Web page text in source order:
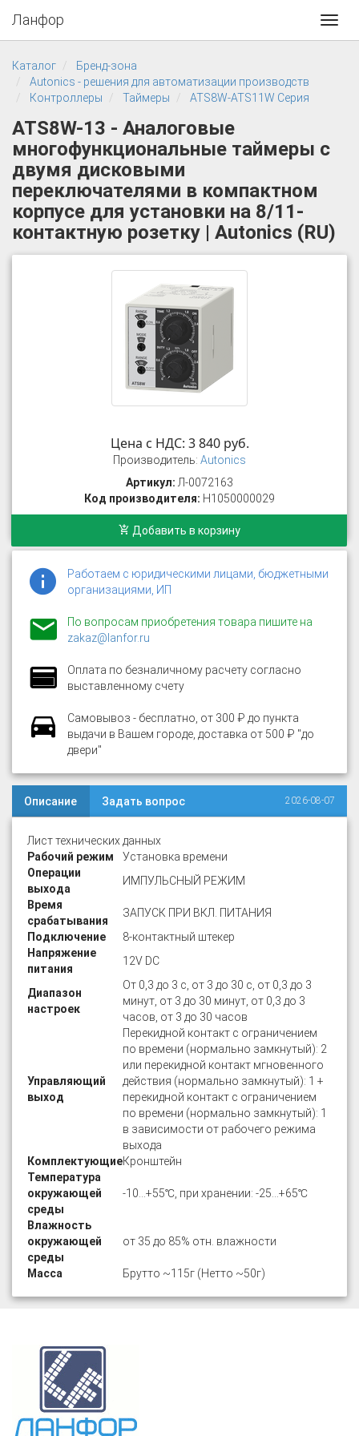
Ланфор
Каталог
Бренд-зона
Autonics - решения для автоматизации производств
Контроллеры
Таймеры ATS8W-ATS11W Серия
ATS8W-13 - Аналоговые
многофункциональные таймеры с
двумя дисковыми
переключателями в компактном
корпусе для установки на 8/11-
контактную розетку | Autonics (RU)
Цена с НДС: 3 840 руб.
Производитель: Autonics
Артикул: Л-0072163
Код производителя: H1050000029
Добавить в корзину
Работаем с юридическими лицами, бюджетными
организациями, ИП
По вопросам приобретения товара пишите на
zakaz@lanfor.ru
Оплата по безналичному расчету согласно
выставленному счету
Самовывоз - бесплатно, от 300 ₽ до пункта
выдачи в Вашем городе, доставка от 500 ₽ "до
двери"
Описание Задать вопрос 2026-08-07
Лист технических данных
Рабочий режим
Установка времени
Операции
выхода
ИМПУЛЬСНЫЙ РЕЖИМ
Время
срабатывания
ЗАПУСК ПРИ ВКЛ. ПИТАНИЯ
Подключение
8-контактный штекер
Напряжение
питания
12V DC
Диапазон
настроек
От 0,3 до 3 с, от 3 до 30 с, от 0,3 до 3
минут, от 3 до 30 минут, от 0,3 до 3
часов, от 3 до 30 часов
Управляющий
выход
Перекидной контакт с ограничением
по времени (нормально замкнутый): 2
или перекидной контакт мгновенного
действия (нормально замкнутый): 1 +
перекидной контакт с ограничением
по времени (нормально замкнутый): 1
в зависимости от рабочего режима
выхода
КомплектующиеКронштейн
Температура
окружающей
среды
-10…+55℃, при хранении: -25…+65℃
Влажность
окружающей
среды
от 35 до 85% отн. влажности
Масса Брутто ~115г (Нетто ~50г)